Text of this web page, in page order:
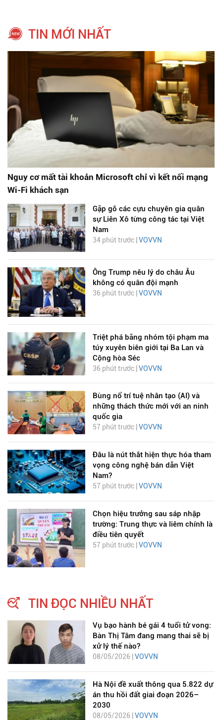
TIN MỚI NHẤT
Nguy cơ mất tài khoản Microsoft chỉ vì kết nối mạng
Wi-Fi khách sạn
Gặp gỡ các cựu chuyên gia quân
sự Liên Xô từng công tác tại Việt
Nam
34 phút trước | VOVVN
Ông Trump nêu lý do châu Âu
không có quân đội mạnh
36 phút trước | VOVVN
Triệt phá băng nhóm tội phạm ma
túy xuyên biên giới tại Ba Lan và
Cộng hòa Séc
36 phút trước | VOVVN
Bùng nổ trí tuệ nhân tạo (AI) và
những thách thức mới với an ninh
quốc gia
57 phút trước | VOVVN
Đâu là nút thắt hiện thực hóa tham
vọng công nghệ bán dẫn Việt
Nam?
57 phút trước | VOVVN
Chọn hiệu trưởng sau sáp nhập
trường: Trung thực và liêm chính là
điều tiên quyết
57 phút trước | VOVVN
TIN ĐỌC NHIỀU NHẤT
Vụ bạo hành bé gái 4 tuổi tử vong:
Bàn Thị Tâm đang mang thai sẽ bị
xử lý thế nào?
08/05/2026 | VOVVN
Hà Nội đề xuất thông qua 5.822 dự
án thu hồi đất giai đoạn 2026–
2030
08/05/2026 |VOVVN